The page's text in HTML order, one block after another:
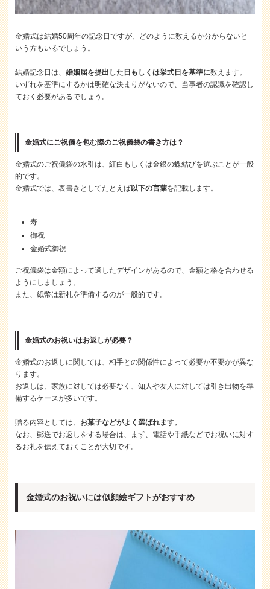
金婚式は結婚50周年の記念日ですが、どのように数えるか分からないと
いう方もいるでしょう。
結婚記念日は、婚姻届を提出した日もしくは挙式日を基準に数えます。
いずれを基準にするかは明確な決まりがないので、当事者の認識を確認し
ておく必要があるでしょう。
金婚式にご祝儀を包む際のご祝儀袋の書き方は？
金婚式のご祝儀袋の水引は、紅白もしくは金銀の蝶結びを選ぶことが一般
的です。
金婚式では、表書きとしてたとえば以下の言葉を記載します。
寿
御祝
金婚式御祝
ご祝儀袋は金額によって適したデザインがあるので、金額と格を合わせる
ようにしましょう。
また、紙幣は新札を準備するのが一般的です。
金婚式のお祝いはお返しが必要？
金婚式のお返しに関しては、相手との関係性によって必要か不要かが異な
ります。
お返しは、家族に対しては必要なく、知人や友人に対しては引き出物を準
備するケースが多いです。
贈る内容としては、 お菓子などがよく選ばれます。
なお、郵送でお返しをする場合は、まず、電話や手紙などでお祝いに対す
るお礼を伝えておくことが大切です。
金婚式のお祝いには似顔絵ギフトがおすすめ